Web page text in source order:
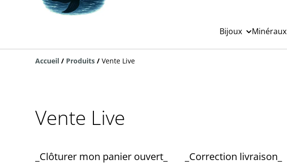
Bijoux Minéraux
Accueil / Produits / Vente Live
Vente Live
_Clôturer mon panier ouvert_
_Correction livraison_